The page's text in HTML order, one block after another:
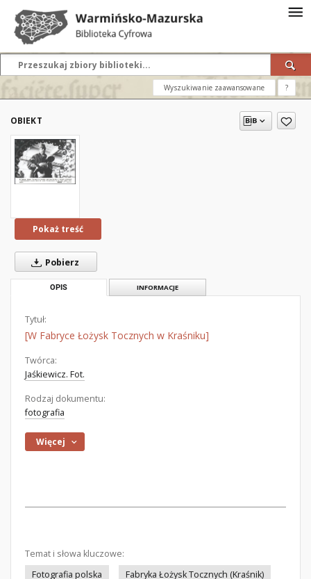
Wyszukiwanie zaawansowane ?
OBIEKT
Pokaż treść
Pobierz
OPIS INFORMACJE
Tytuł:
[W Fabryce Łożysk Tocznych w Kraśniku]
Twórca:
Jaśkiewicz. Fot.
Rodzaj dokumentu:
fotografia
Więcej
Temat i słowa kluczowe:
Fotografia polska
Fabryka Łożysk Tocznych (Kraśnik)